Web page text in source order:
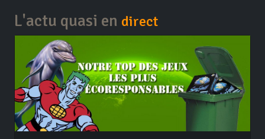
L'actu quasi en direct